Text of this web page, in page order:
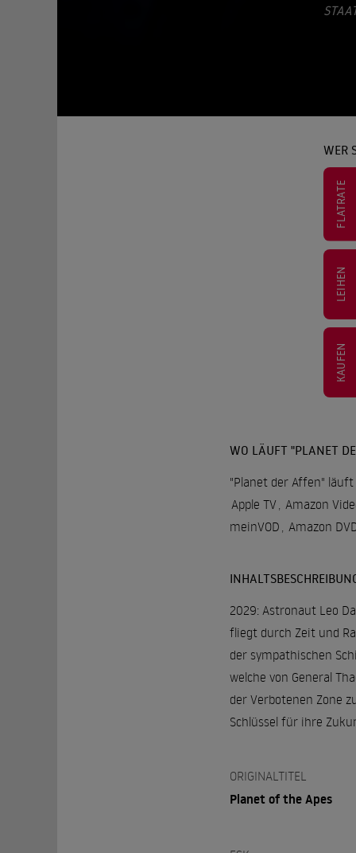
WER
FLATRATE
LEIHEN
KAUFEN
WO LÄUFT "PLANET
"Planet der Affen"
Apple TV
Amazon
meinVOD
Amazon
2029: Astronaut Leo
fliegt durch Zeit und
der sympathischen
welche von General
der Verbotenen Zone
Schlüssel für ihre
ORIGINALTITEL
Planet of the Apes